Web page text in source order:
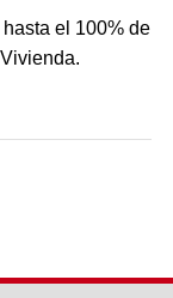
el 100% de